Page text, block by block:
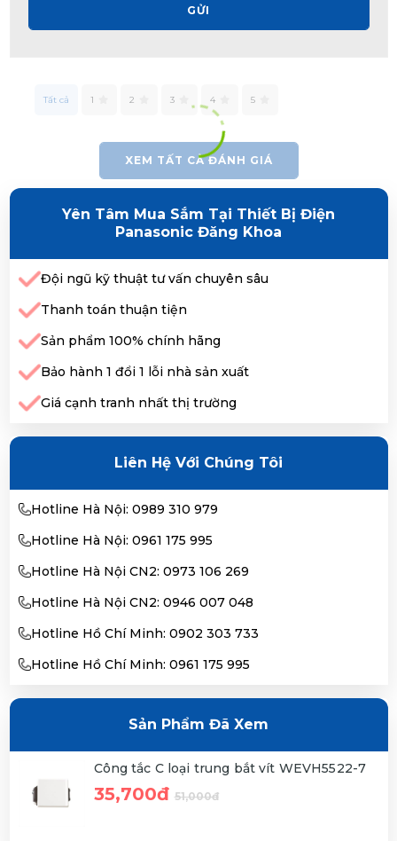
GỬI
Tất cả 1 2 3 4 5
XEM TẤT CẢ ĐÁNH GIÁ
Yên Tâm Mua Sắm Tại Thiết Bị Điện
Panasonic Đăng Khoa
Đội ngũ kỹ thuật tư vấn chuyên sâu
Thanh toán thuận tiện
Sản phẩm 100% chính hãng
Bảo hành 1 đổi 1 lỗi nhà sản xuất
Giá cạnh tranh nhất thị trường
Liên Hệ Với Chúng Tôi
Hotline Hà Nội: 0989 310 979
Hotline Hà Nội: 0961 175 995
Hotline Hà Nội CN2: 0973 106 269
Hotline Hà Nội CN2: 0946 007 048
Hotline Hồ Chí Minh: 0902 303 733
Hotline Hồ Chí Minh: 0961 175 995
Sản Phẩm Đã Xem
Công tắc C loại trung bắt vít WEVH5522-7
35,700đ 51,000đ